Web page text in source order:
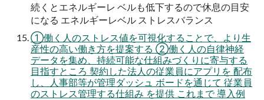
続くとエネルギーレ ベルも低下するので休息の目安
になる エネルギーレベル ストレスバランス
①働く⼈のストレス値を可視化することで、より⽣
産性の⾼い働き⽅を提案する ②働く⼈の⾃律神経
データを集め、持続可能な仕組みづくりに寄与する
⽬指すところ 契約した法⼈の従業員にアプリを 配布
し、⼈事部等が管理ダッシュ ボードを通じて 従業員
のストレス管理する仕組み を提供 これまで 導⼊例